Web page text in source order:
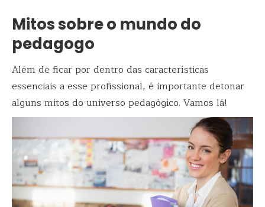
Mitos sobre o mundo do
pedagogo
Além de ficar por dentro das características
essenciais a esse profissional, é importante detonar
alguns mitos do universo pedagógico. Vamos lá!